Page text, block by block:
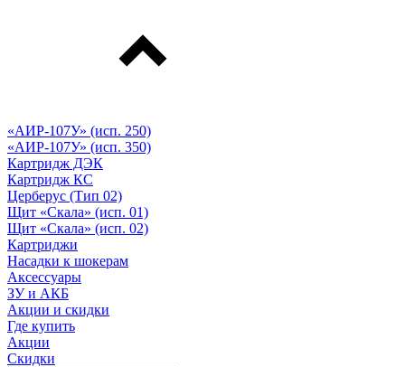
«АИР-107У» (исп. 250)
«АИР-107У» (исп. 350)
Картридж ДЭК
Картридж КС
Церберус (Тип 02)
Щит «Скала» (исп. 01)
Щит «Скала» (исп. 02)
Картриджи
Насадки к шокерам
Аксессуары
ЗУ и АКБ
Акции и скидки
Где купить
Акции
Скидки